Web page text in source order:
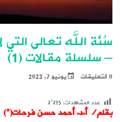
سُنَّة الله تعالى التي
– سلسلة مقالات (1)
0 التعليقات يونيو 7, 2023
عدد المشاهدات:2٬215
بقلم/ أ.د. أحمد حسن فرحات(*)